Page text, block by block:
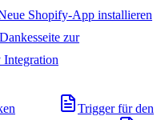
Shopify-App installieren
zur
Integration
Trigger für den